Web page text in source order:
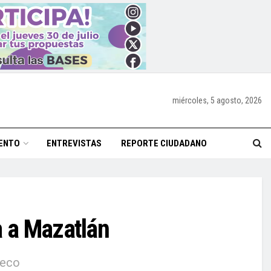
miércoles, 5 agosto, 2026
ENTREVISTAS REPORTE CIUDADANO
a Mazatlán